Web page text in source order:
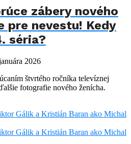
zábery nového
pre nevestu! Kedy
séria?
2026
štvrtého ročníka televíznej
fotografie nového ženícha.